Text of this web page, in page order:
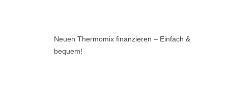
Neuen Thermomix finanzieren – Einfach &
bequem!